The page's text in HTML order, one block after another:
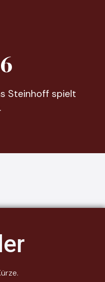
Steinhoff spielt